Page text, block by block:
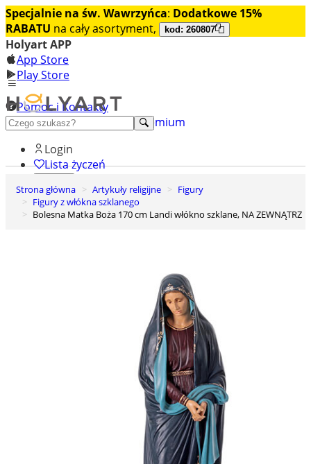
Specjalnie na św. Wawrzyńca: Dodatkowe 15%
RABATU na cały asortyment, kod: 260807
Holyart APP
App Store
Play Store
Pomoc i Kontakty
+48 222 922 860
Odkryj premium
Login
Lista życzeń
0
Koszyk
Strona główna Artykuły religijne
Figury
Figury z włókna szklanego
Bolesna Matka Boża 170 cm Landi włókno szklane, NA ZEWNĄTRZ